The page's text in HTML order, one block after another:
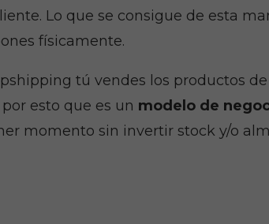
Lo que se consigue de esta
físicamente.
tú vendes los productos
esto que es un modelo de
momento sin invertir stock y/o